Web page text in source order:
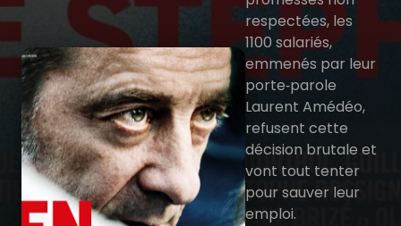
respectées, les
1100 salariés,
emmenés par leur
porte‑parole
Laurent Amédéo,
refusent cette
décision brutale et
vont tout tenter
pour sauver leur
emploi.